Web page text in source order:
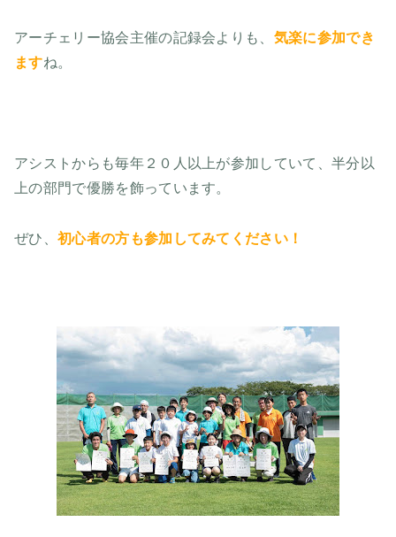
アーチェリー協会主催の記録会よりも、 気楽に参加でき
ますね。
アシストからも毎年２０人以上が参加していて、半分以
上の部門で優勝を飾っています。
ぜひ、 初心者の方も参加してみてください！